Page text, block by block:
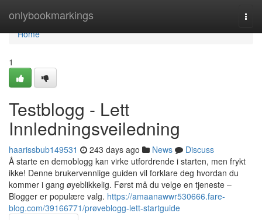
onlybookmarkings
Home
Home
1
Testblogg - Lett
Innledningsveiledning
haarissbub149531 243 days ago News
Discuss
Å starte en demoblogg kan virke utfordrende i starten, men frykt
ikke! Denne brukervennlige guiden vil forklare deg hvordan du
kommer i gang øyeblikkelig. Først må du velge en tjeneste –
Blogger er populære valg. https://amaanawwr530666.fare-
blog.com/39166771/prøveblogg-lett-startguide